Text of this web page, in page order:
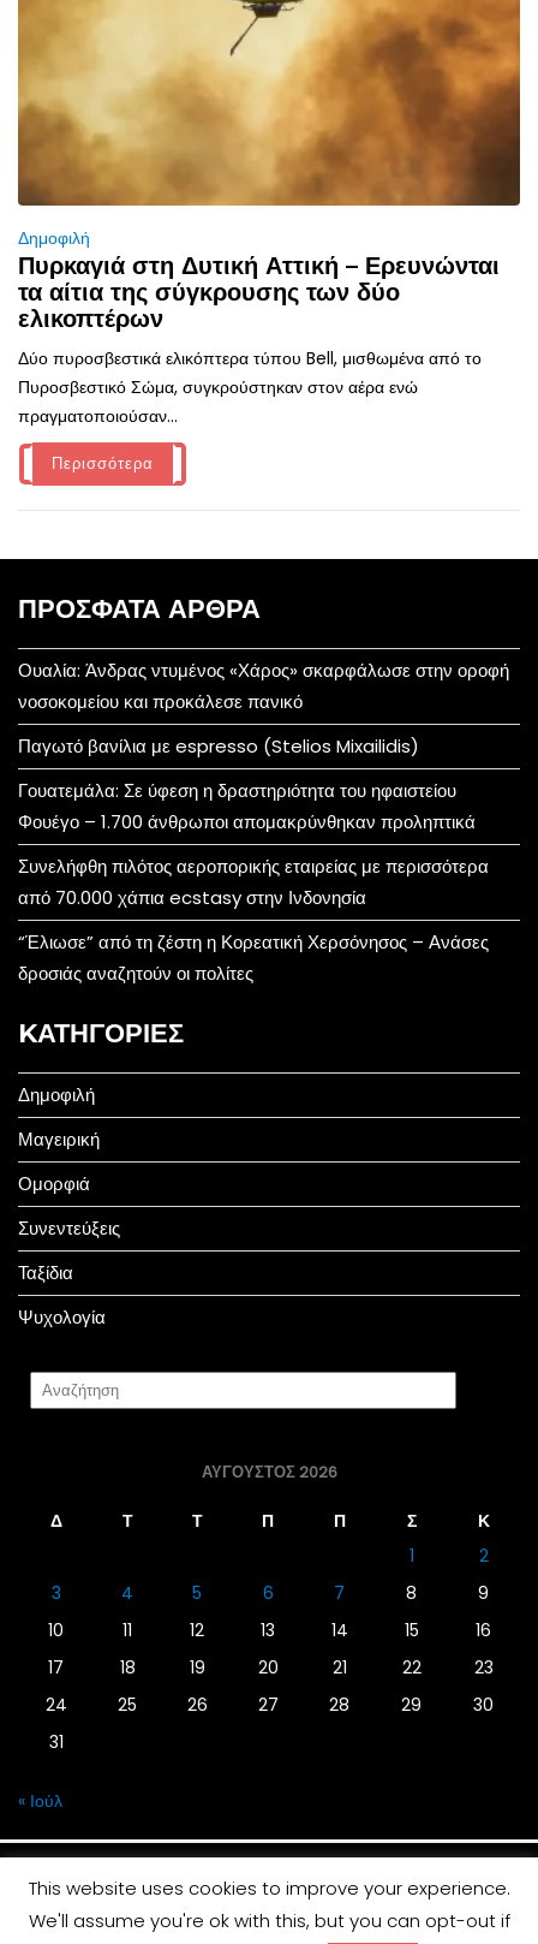
Δημοφιλή
Πυρκαγιά στη Δυτική Αττική – Ερευνώνται
τα αίτια της σύγκρουσης των δύο
ελικοπτέρων
Δύο πυροσβεστικά ελικόπτερα τύπου Bell, μισθωμένα από το
Πυροσβεστικό Σώμα, συγκρούστηκαν στον αέρα ενώ
πραγματοποιούσαν...
Περισσότερα
ΠΡΌΣΦΑΤΑ ΆΡΘΡΑ
Ουαλία: Άνδρας ντυμένος «Χάρος» σκαρφάλωσε στην οροφή
νοσοκομείου και προκάλεσε πανικό
Παγωτό βανίλια με espresso (Stelios Mixailidis)
Γουατεμάλα: Σε ύφεση η δραστηριότητα του ηφαιστείου
Φουέγο – 1.700 άνθρωποι απομακρύνθηκαν προληπτικά
Συνελήφθη πιλότος αεροπορικής εταιρείας με περισσότερα
από 70.000 χάπια ecstasy στην Ινδονησία
“Έλιωσε” από τη ζέστη η Κορεατική Χερσόνησος – Ανάσες
δροσιάς αναζητούν οι πολίτες
KΑΤΗΓΟΡΊΕΣ
Δημοφιλή
Μαγειρική
Ομορφιά
Συνεντεύξεις
Ταξίδια
Ψυχολογία
ΑΎΓΟΥΣΤΟΣ 2026
Δ Τ Τ Π Π Σ
Κ
1
2
3
4 5 6 7 8
9
10
11 12 13 14 15
16
17
18 19 20 21 22
23
24
25 26 27 28 29
30
31
« Ιούλ
This website uses cookies to improve your experience.
We'll assume you're ok with this, but you can opt-out if